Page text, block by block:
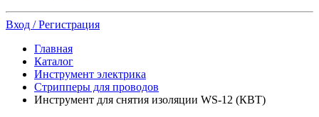
Вход / Регистрация
Главная
Каталог
Инструмент электрика
Стрипперы для проводов
Инструмент для снятия изоляции WS-12 (КВТ)